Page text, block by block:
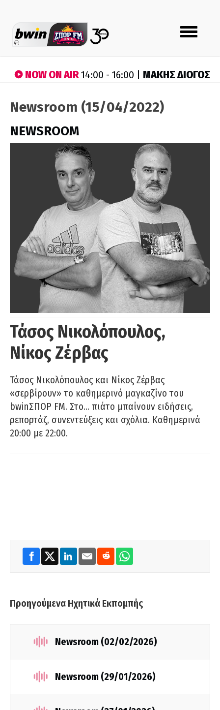
Toggle
navigation
NOW ON AIR14:00 - 16:00 | ΜΑΚΗΣ ΔΙΟΓΟΣ
Newsroom (15/04/2022)
NEWSROOM
Τάσος Νικολόπουλος,
Νίκος Ζέρβας
Τάσος Νικολόπουλος και Νίκος Ζέρβας
«σερβίρουν» το καθημερινό μαγκαζίνο του
bwinΣΠΟΡ FM. Στο… πιάτο μπαίνουν ειδήσεις,
ρεπορτάζ, συνεντεύξεις και σχόλια. Καθημερινά
20:00 με 22:00.
Προηγούμενα Ηχητικά Εκπομπής
Newsroom (02/02/2026)
Newsroom (29/01/2026)